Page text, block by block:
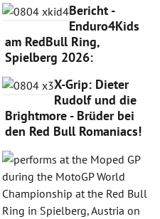
Bericht -
Enduro4Kids
am RedBull Ring,
Spielberg 2026:
X-Grip: Dieter
Rudolf und die
Brightmore - Brüder bei
den Red Bull Romaniacs!